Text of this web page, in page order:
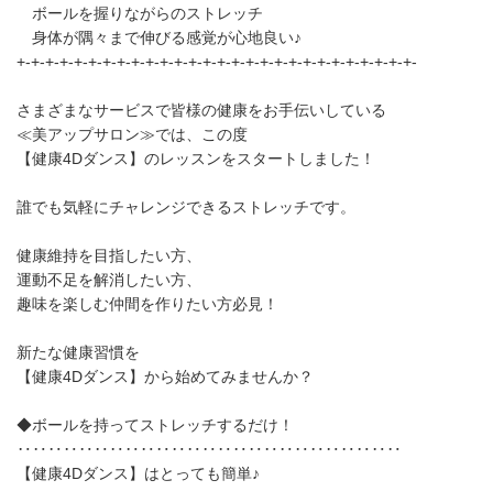
ボールを握りながらのストレッチ
身体が隅々まで伸びる感覚が心地良い♪
+-+-+-+-+-+-+-+-+-+-+-+-+-+-+-+-+-+-+-+-+-+-+-+-+-+-+-+-
さまざまなサービスで皆様の健康をお手伝いしている
≪美アップサロン≫では、この度
【健康4Dダンス】のレッスンをスタートしました！
誰でも気軽にチャレンジできるストレッチです。
健康維持を目指したい方、
運動不足を解消したい方、
趣味を楽しむ仲間を作りたい方必見！
新たな健康習慣を
【健康4Dダンス】から始めてみませんか？
◆ボールを持ってストレッチするだけ！
‥‥‥‥‥‥‥‥‥‥‥‥‥‥‥‥‥‥‥‥‥‥‥‥‥
【健康4Dダンス】はとっても簡単♪